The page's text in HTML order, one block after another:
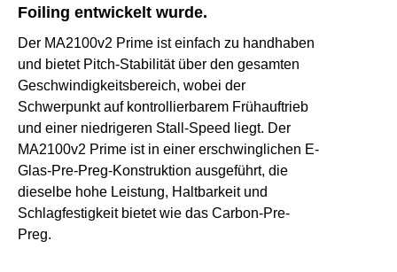
Foiling entwickelt wurde.
Der MA2100v2 Prime ist einfach zu handhaben
und bietet Pitch-Stabilität über den gesamten
Geschwindigkeitsbereich, wobei der
Schwerpunkt auf kontrollierbarem Frühauftrieb
und einer niedrigeren Stall-Speed liegt. Der
MA2100v2 Prime ist in einer erschwinglichen E-
Glas-Pre-Preg-Konstruktion ausgeführt, die
dieselbe hohe Leistung, Haltbarkeit und
Schlagfestigkeit bietet wie das Carbon-Pre-
Preg.